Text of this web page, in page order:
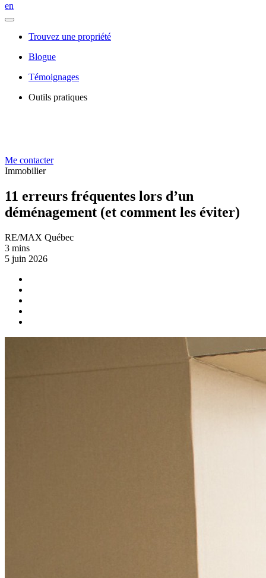
en
Trouvez une propriété
Blogue
Témoignages
Outils pratiques
Me contacter
Immobilier
11 erreurs fréquentes lors d’un
déménagement (et comment les éviter)
RE/MAX Québec
3 mins
5 juin 2026